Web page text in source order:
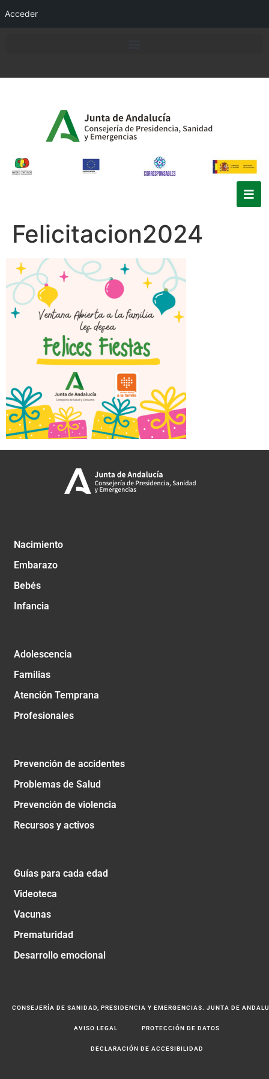
Acceder
Felicitacion2024
Nacimiento
Embarazo
Bebés
Infancia
Adolescencia
Familias
Atención Temprana
Profesionales
Prevención de accidentes
Problemas de Salud
Prevención de violencia
Recursos y activos
Guías para cada edad
Videoteca
Vacunas
Prematuridad
Desarrollo emocional
CONSEJERÍA DE SANIDAD, PRESIDENCIA Y EMERGENCIAS. JUNTA DE
AVISO LEGAL PROTECCIÓN DE DATOS
DECLARACIÓN DE ACCESIBILIDAD